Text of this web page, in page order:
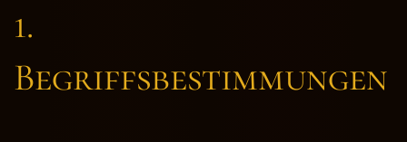
1.
Begriffsbestimmungen